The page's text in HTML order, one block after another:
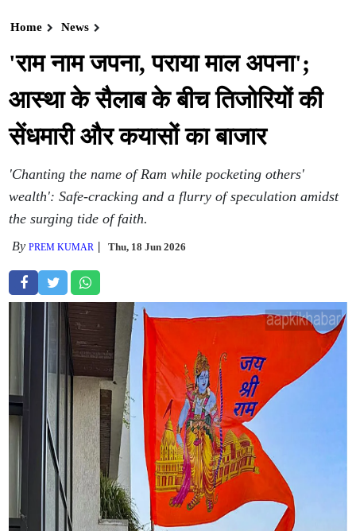
Home News
'राम नाम जपना, पराया माल अपना';
आस्था के सैलाब के बीच तिजोरियों की
सेंधमारी और कयासों का बाजार
'Chanting the name of Ram while pocketing others'
wealth': Safe-cracking and a flurry of speculation amidst
the surging tide of faith.
ByPREM KUMAR Thu, 18 Jun 2026